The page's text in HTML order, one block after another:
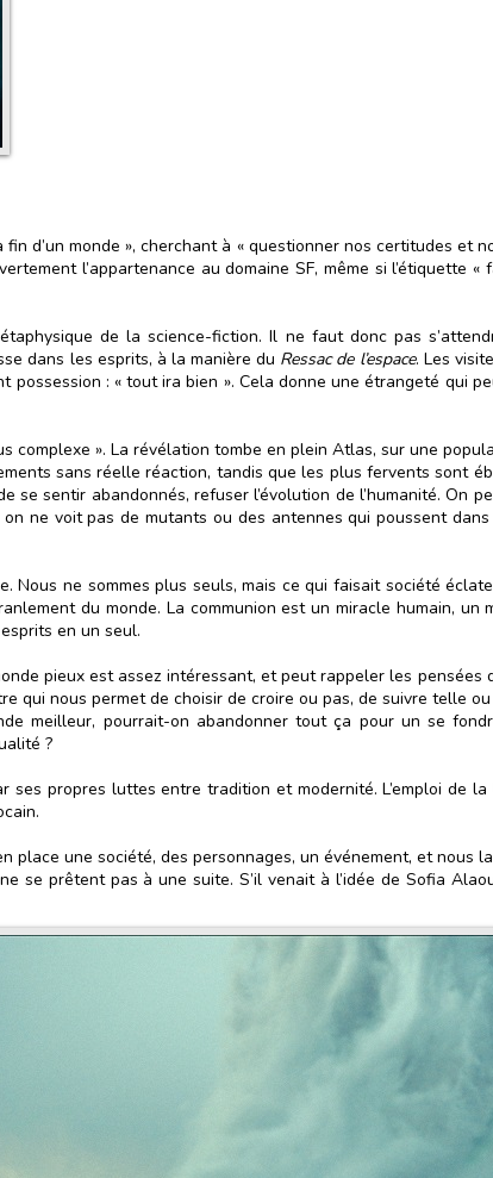
d’un monde », cherchant à « questionner nos certitudes et
l’appartenance au domaine SF, même si l’étiquette
de la science-fiction. Il ne faut donc pas
dans les esprits, à la manière du Ressac de l’espace. Les
: « tout ira bien ». Cela donne une étrangeté qui
complexe ». La révélation tombe en plein Atlas, sur une
sans réelle réaction, tandis que les plus fervents sont
se sentir abandonnés, refuser l’évolution de l’humanité. On
ne voit pas de mutants ou des antennes qui poussent
ne sommes plus seuls, mais ce qui faisait société
du monde. La communion est un miracle humain, un
en un seul.
pieux est assez intéressant, et peut rappeler les
qui nous permet de choisir de croire ou pas, de suivre telle
meilleur, pourrait-on abandonner tout ça pour un se
?
propres luttes entre tradition et modernité. L’emploi de la
une société, des personnages, un événement, et nous
se prêtent pas à une suite. S’il venait à l’idée de Sofia